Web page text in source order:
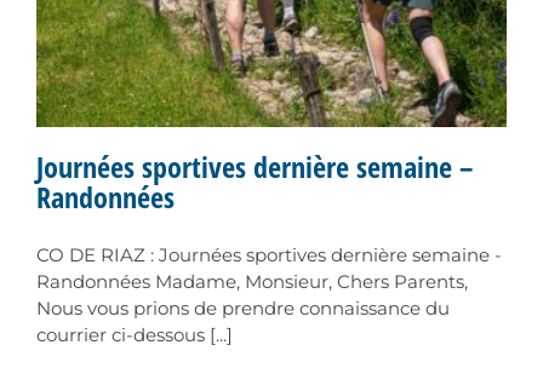
Journées sportives dernière semaine –
Randonnées
CO DE RIAZ : Journées sportives dernière semaine -
Randonnées Madame, Monsieur, Chers Parents,
Nous vous prions de prendre connaissance du
courrier ci-dessous [...]